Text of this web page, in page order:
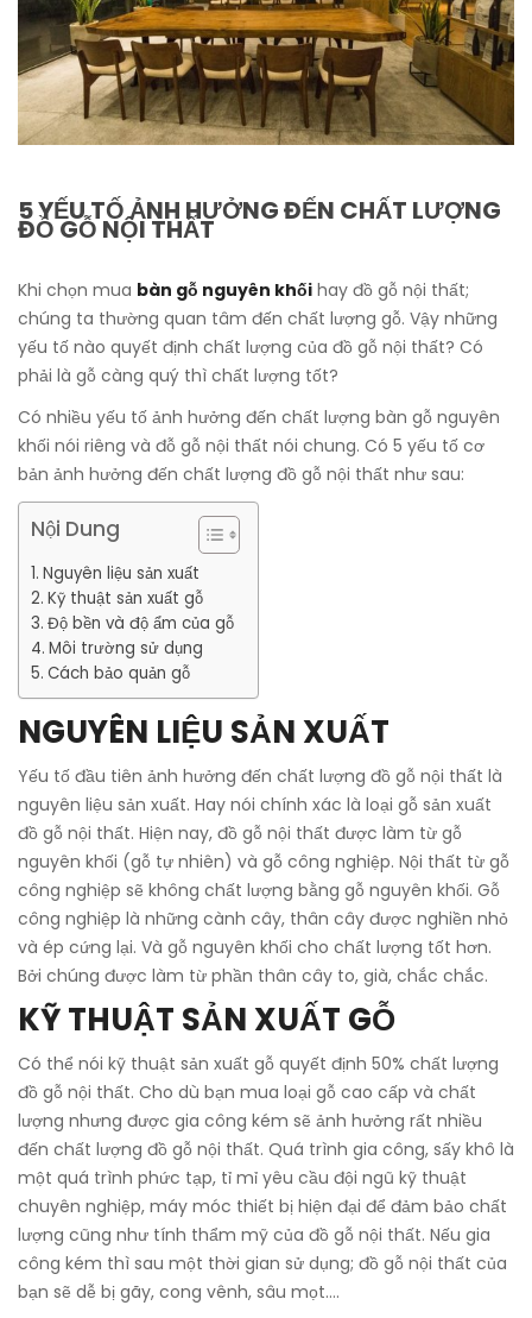
5 YẾU TỐ ẢNH HƯỞNG ĐẾN CHẤT LƯỢNG
ĐỒ GỖ NỘI THẤT
Khi chọn mua bàn gỗ nguyên khối hay đồ gỗ nội thất;
chúng ta thường quan tâm đến chất lượng gỗ. Vậy những
yếu tố nào quyết định chất lượng của đồ gỗ nội thất? Có
phải là gỗ càng quý thì chất lượng tốt?
Có nhiều yếu tố ảnh hưởng đến chất lượng bàn gỗ nguyên
khối nói riêng và đỗ gỗ nội thất nói chung. Có 5 yếu tố cơ
bản ảnh hưởng đến chất lượng đồ gỗ nội thất như sau:
Nội Dung
Nguyên liệu sản xuất
Kỹ thuật sản xuất gỗ
Độ bền và độ ẩm của gỗ
Môi trường sử dụng
Cách bảo quản gỗ
NGUYÊN LIỆU SẢN XUẤT
Yếu tố đầu tiên ảnh hưởng đến chất lượng đồ gỗ nội thất là
nguyên liệu sản xuất. Hay nói chính xác là loại gỗ sản xuất
đồ gỗ nội thất. Hiện nay, đồ gỗ nội thất được làm từ gỗ
nguyên khối (gỗ tự nhiên) và gỗ công nghiệp. Nội thất từ gỗ
công nghiệp sẽ không chất lượng bằng gỗ nguyên khối. Gỗ
công nghiệp là những cành cây, thân cây được nghiền nhỏ
và ép cứng lại. Và gỗ nguyên khối cho chất lượng tốt hơn.
Bởi chúng được làm từ phần thân cây to, già, chắc chắc.
KỸ THUẬT SẢN XUẤT GỖ
Có thể nói kỹ thuật sản xuất gỗ quyết định 50% chất lượng
đồ gỗ nội thất. Cho dù bạn mua loại gỗ cao cấp và chất
lượng nhưng được gia công kém sẽ ảnh hưởng rất nhiều
đến chất lượng đồ gỗ nội thất. Quá trình gia công, sấy khô là
một quá trình phức tạp, tỉ mỉ yêu cầu đội ngũ kỹ thuật
chuyên nghiệp, máy móc thiết bị hiện đại để đảm bảo chất
lượng cũng như tính thẩm mỹ của đồ gỗ nội thất. Nếu gia
công kém thì sau một thời gian sử dụng; đồ gỗ nội thất của
bạn sẽ dễ bị gãy, cong vênh, sâu mọt….